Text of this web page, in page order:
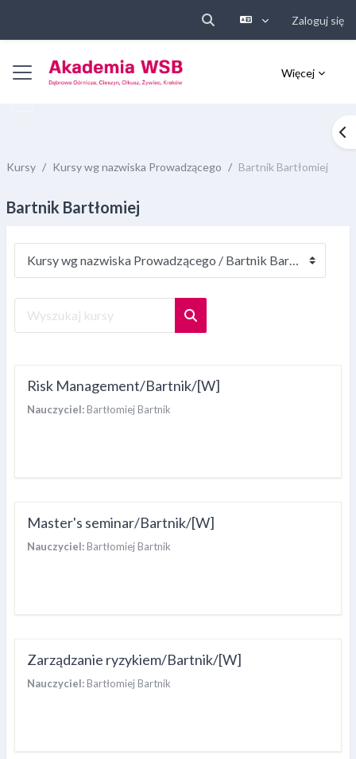
Przełącznik wyszukiwarki
Zaloguj się
Panel boczny Więcej
Kursy Kursy wg nazwiska Prowadzącego Bartnik Bartłomiej
Bartnik Bartłomiej
Kategorie kursów
Wyszukaj kursy
Risk Management/Bartnik/[W]
Nauczyciel: Bartłomiej Bartnik
Master's seminar/Bartnik/[W]
Nauczyciel: Bartłomiej Bartnik
Zarządzanie ryzykiem/Bartnik/[W]
Nauczyciel: Bartłomiej Bartnik